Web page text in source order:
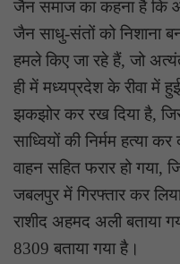
जैन समाज का कहना है कि
जैन साधु-संतों को निशाना
हमले किए जा रहे हैं, जो
ही में मध्यप्रदेश के रीवा में
झकझोर कर रख दिया है,
साध्वियों की निर्मम हत्या
वाहन सहित फरार हो गया,
जबलपुर में गिरफ्तार कर
राशीद अहमद अली बताया
8309 बताया गया है।